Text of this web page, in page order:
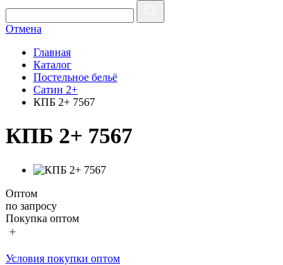
Отмена
Главная
Каталог
Постельное бельё
Сатин 2+
КПБ 2+ 7567
КПБ 2+ 7567
Оптом
по запросу
Покупка оптом
Условия покупки оптом